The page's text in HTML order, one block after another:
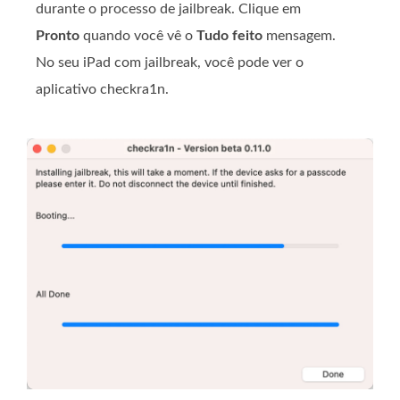
durante o processo de jailbreak. Clique em
Pronto quando você vê o Tudo feito mensagem.
No seu iPad com jailbreak, você pode ver o
aplicativo checkra1n.